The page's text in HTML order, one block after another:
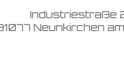
Industriestraße
Neunkirchen